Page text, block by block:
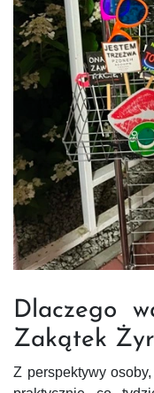
Dlaczego
Zakątek
Z perspektywy